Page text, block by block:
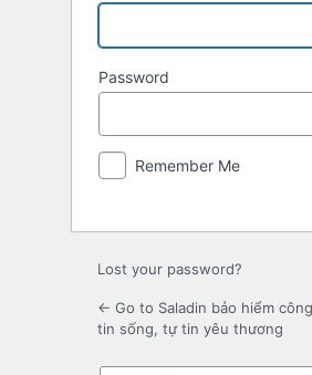
Password
Remember Me
Lost your password?
← Go to Saladin bảo hiểm
tin sống, tự tin yêu thương